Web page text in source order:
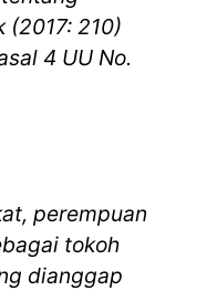
(2017: 210)
4 UU No.
perempuan
tokoh
dianggap